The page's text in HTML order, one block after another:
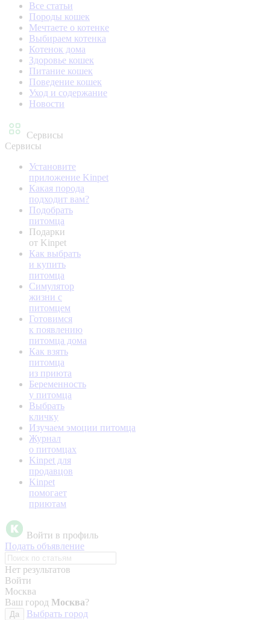
Все статьи
Породы кошек
Мечтаете о котенке
Выбираем котенка
Котенок дома
Здоровье кошек
Питание кошек
Поведение кошек
Уход и содержание
Новости
Сервисы
Сервисы
Установите
приложение Kinpet
Какая порода
подходит вам?
Подобрать
питомца
Подарки
от Kinpet
Как выбрать
и купить
питомца
Симулятор
жизни с
питомцем
Готовимся
к появлению
питомца дома
Как взять
питомца
из приюта
Беременность
у питомца
Выбрать
кличку
Изучаем эмоции питомца
Журнал
о питомцах
Kinpet для
продавцов
Kinpet
помогает
приютам
Войти в профиль
Подать объявление
Нет результатов
Войти
Москва
Ваш город Москва?
Да
Выбрать город